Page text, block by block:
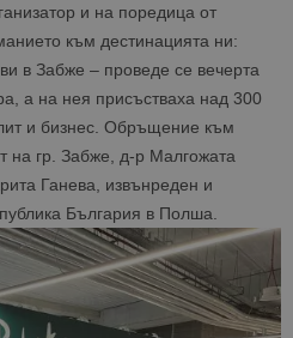
и на поредица от
към дестинацията ни:
в Забже – проведе се вечерта
а на нея присъстваха над 300
и бизнес. Обръщение към
на гр. Забже, д-р Малгожата
Ганева, извънреден и
България в Полша.